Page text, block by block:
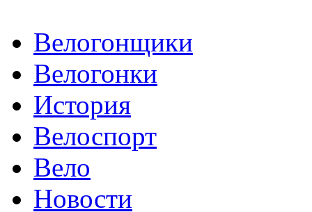
Велогонщики
Велогонки
История
Велоспорт
Вело
Новости